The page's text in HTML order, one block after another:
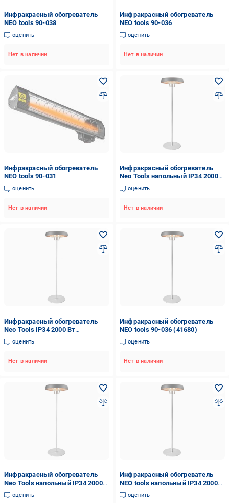
Инфракрасный обогреватель
NEO tools 90-038
оценить
Нет в наличии
Инфракрасный обогреватель
NEO tools 90-036
оценить
Нет в наличии
Инфракрасный обогреватель
NEO tools 90-031
оценить
Нет в наличии
Инфракрасный обогреватель
Neo Tools напольный IP34 2000
Вт 2,1 м (90-036)
оценить
Нет в наличии
Инфракрасный обогреватель
Neo Tools IP34 2000 Вт
напольный 2,1 м 50х50х20,2 см
(VERC-90-036)
оценить
Нет в наличии
Инфракрасный обогреватель
NEO tools 90-036 (41680)
оценить
Нет в наличии
Инфракрасный обогреватель
Neo Tools напольный IP34 2000
Вт 2,1 м (90-036)
оценить
Инфракрасный обогреватель
NEO tools напольный IP34 2000
Вт 2,1 м (90-036)
оценить